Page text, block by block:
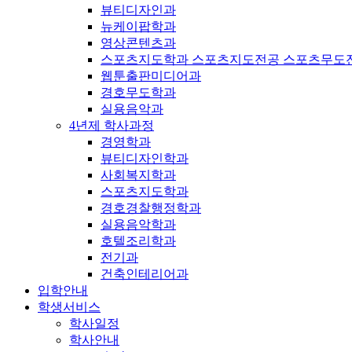
뷰티디자인과
뉴케이팝학과
영상콘텐츠과
스포츠지도학과 스포츠지도전공 스포츠무도
웹툰출판미디어과
경호무도학과
실용음악과
4년제 학사과정
경영학과
뷰티디자인학과
사회복지학과
스포츠지도학과
경호경찰행정학과
실용음악학과
호텔조리학과
전기과
건축인테리어과
입학안내
학생서비스
학사일정
학사안내